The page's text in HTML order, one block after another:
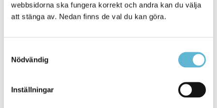
webbsidorna ska fungera korrekt och andra kan du välja
att stänga av. Nedan finns de val du kan göra.
Nödvändig
Inställningar
att låta barn och ungdomar utvecklas och växa
tillsammans, utan gränser. Vi hoppas förstås att även